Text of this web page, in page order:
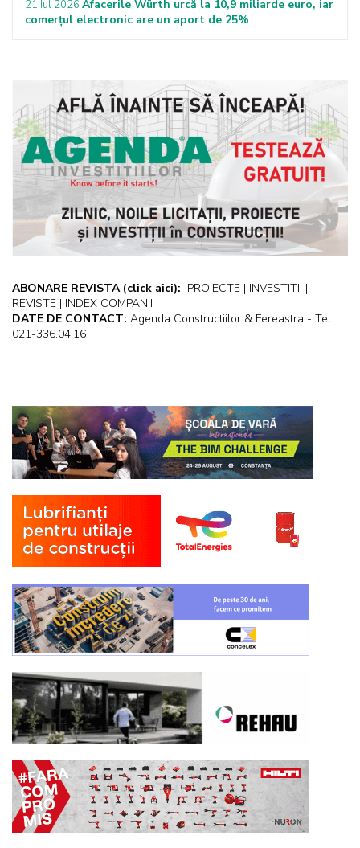
21 Iul 2026 Afacerile Würth urcă la 10,9 miliarde euro, iar
comerțul electronic are un aport de 25%
ABONARE REVISTA (click aici): PROIECTE | INVESTITII |
REVISTE | INDEX COMPANII
DATE DE CONTACT: Agenda Constructiilor & Fereastra - Tel:
021-336.04.16